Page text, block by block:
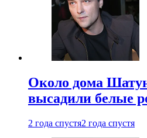
Около дома
высадили белые
2 года спустя2 года спустя